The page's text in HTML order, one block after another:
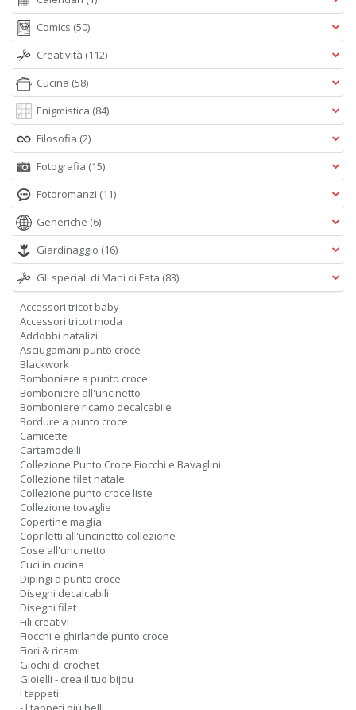
Comics (50)
Creatività (112)
Cucina (58)
Enigmistica (84)
Filosofia (2)
Fotografia (15)
Fotoromanzi (11)
Generiche (6)
Giardinaggio (16)
Gli speciali di Mani di Fata (83)
Accessori tricot baby
Accessori tricot moda
Addobbi natalizi
Asciugamani punto croce
Blackwork
Bomboniere a punto croce
Bomboniere all'uncinetto
Bomboniere ricamo decalcabile
Bordure a punto croce
Camicette
Cartamodelli
Collezione Punto Croce Fiocchi e Bavaglini
Collezione filet natale
Collezione punto croce liste
Collezione tovaglie
Copertine maglia
Copriletti all'uncinetto collezione
Cose all'uncinetto
Cuci in cucina
Dipingi a punto croce
Disegni decalcabili
Disegni filet
Fili creativi
Fiocchi e ghirlande punto croce
Fiori & ricami
Giochi di crochet
Gioielli - crea il tuo bijou
I tappeti